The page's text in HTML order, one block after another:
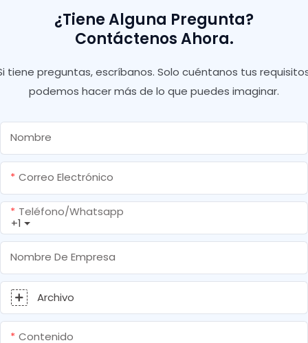
Expandible
¿Tiene Alguna Pregunta?
Contáctenos Ahora.
tiene preguntas, escríbanos. Solo cuéntanos tus
podemos hacer más de lo que puedes imaginar.
Nombre
Correo Electrónico
+1
Teléfono/whatsapp
Nombre De Empresa
Archivo
Contenido